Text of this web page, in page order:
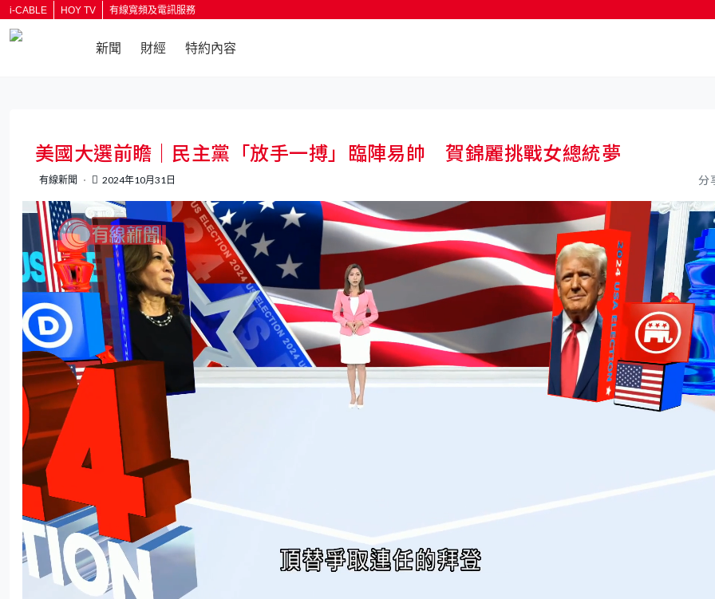
i-CABLE HOY TV 有線寬頻及電訊服務
新聞 財經 特約內容
美國大選前瞻｜民主黨「放手一搏」臨陣易帥 賀錦麗挑戰女總統夢
有線新聞 2024年10月31日 分